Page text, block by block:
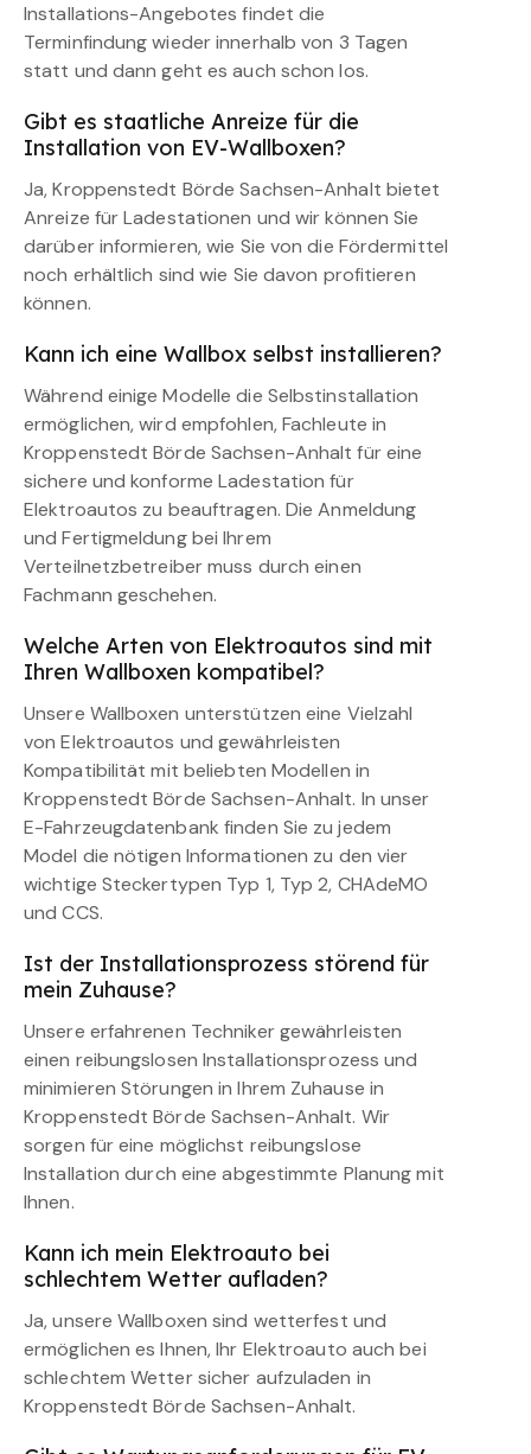
Installations-Angebotes findet die
Terminfindung wieder innerhalb von 3 Tagen
statt und dann geht es auch schon los.
Gibt es staatliche Anreize für die
Installation von EV-Wallboxen?
Ja, Kroppenstedt Börde Sachsen-Anhalt bietet
Anreize für Ladestationen und wir können Sie
darüber informieren, wie Sie von die Fördermittel
noch erhältlich sind wie Sie davon profitieren
können.
Kann ich eine Wallbox selbst installieren?
Während einige Modelle die Selbstinstallation
ermöglichen, wird empfohlen, Fachleute in
Kroppenstedt Börde Sachsen-Anhalt für eine
sichere und konforme Ladestation für
Elektroautos zu beauftragen. Die Anmeldung
und Fertigmeldung bei Ihrem
Verteilnetzbetreiber muss durch einen
Fachmann geschehen.
Welche Arten von Elektroautos sind mit
Ihren Wallboxen kompatibel?
Unsere Wallboxen unterstützen eine Vielzahl
von Elektroautos und gewährleisten
Kompatibilität mit beliebten Modellen in
Kroppenstedt Börde Sachsen-Anhalt. In unser
E-Fahrzeugdatenbank finden Sie zu jedem
Model die nötigen Informationen zu den vier
wichtige Steckertypen Typ 1, Typ 2, CHAdeMO
und CCS.
Ist der Installationsprozess störend für
mein Zuhause?
Unsere erfahrenen Techniker gewährleisten
einen reibungslosen Installationsprozess und
minimieren Störungen in Ihrem Zuhause in
Kroppenstedt Börde Sachsen-Anhalt. Wir
sorgen für eine möglichst reibungslose
Installation durch eine abgestimmte Planung mit
Ihnen.
Kann ich mein Elektroauto bei
schlechtem Wetter aufladen?
Ja, unsere Wallboxen sind wetterfest und
ermöglichen es Ihnen, Ihr Elektroauto auch bei
schlechtem Wetter sicher aufzuladen in
Kroppenstedt Börde Sachsen-Anhalt.